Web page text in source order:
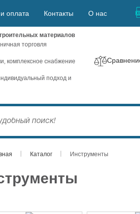
оплата Контакты О нас
материалов
торговля
комплексное снабжение
подход и
Каталог Инструменты